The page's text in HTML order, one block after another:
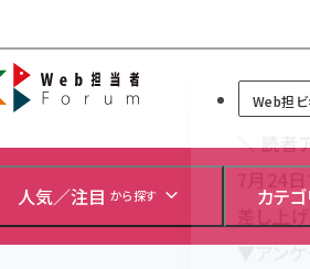
Web担当者Forum
Web担ビ
人気／注目 から探す カテ
＼ 読者
▼アン